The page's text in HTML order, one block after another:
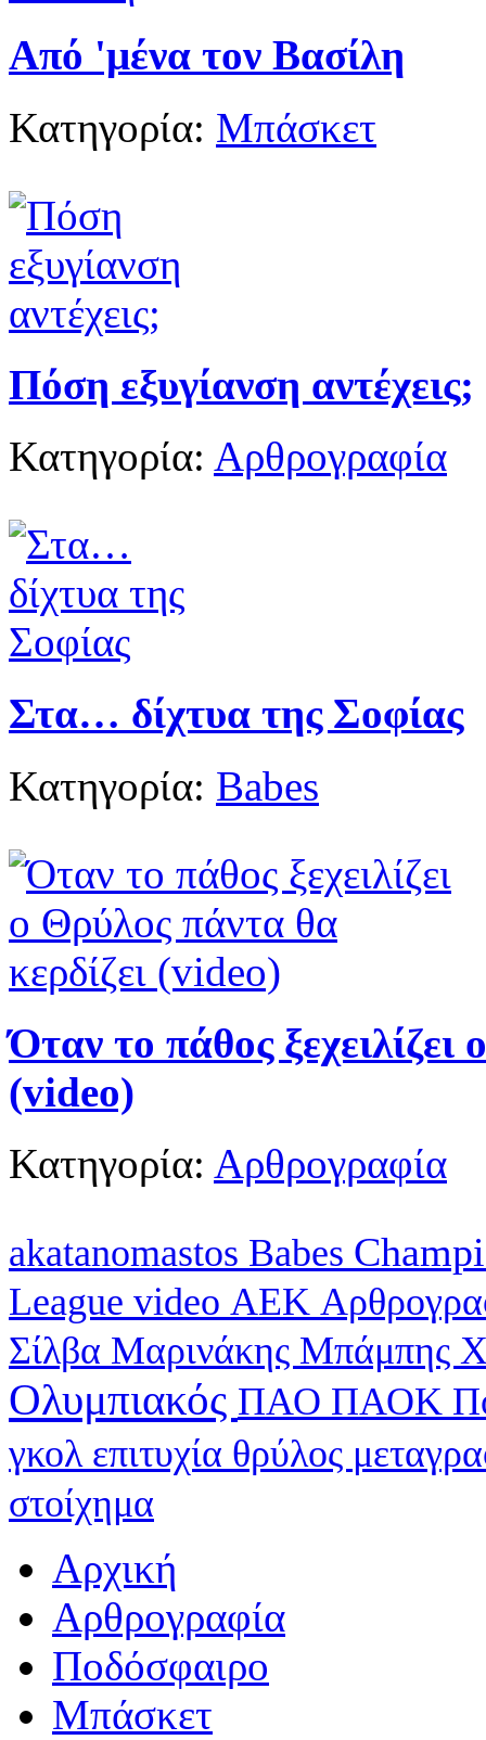
Από 'μένα τον Βασίλη
Κατηγορία: Μπάσκετ
Πόση εξυγίανση αντέχεις;
Κατηγορία: Αρθρογραφία
Στα… δίχτυα της Σοφίας
Κατηγορία: Babes
Όταν το πάθος
(video)
Κατηγορία: Αρθρογραφία
akatanomastos Babes
League video ΑΕΚ
Σίλβα Μαρινάκης Μπάμπης
Ολυμπιακός ΠΑΟ ΠΑΟΚ
γκολ επιτυχία θρύλος
στοίχημα
Αρχική
Αρθρογραφία
Ποδόσφαιρο
Μπάσκετ